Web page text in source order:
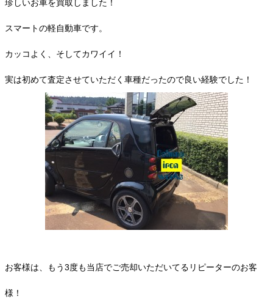
珍しいお車を買取しました！
スマートの軽自動車です。
カッコよく、そしてカワイイ！
実は初めて査定させていただく車種だったので良い経験でした！
お客様は、もう3度も当店でご売却いただいてるリピーターのお客
様！